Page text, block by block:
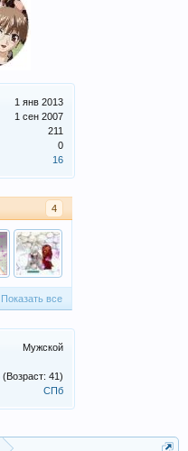
1 янв 2013
1 сен 2007
211
0
16
4
Показать все
Мужской
(Возраст: 41)
СПб